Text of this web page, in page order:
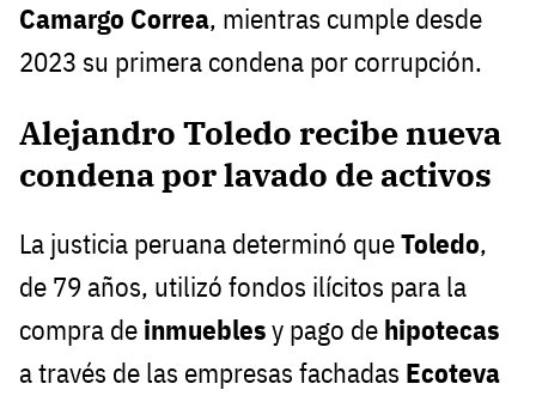
Camargo Correa, mientras cumple desde
2023 su primera condena por corrupción.
Alejandro Toledo recibe nueva
condena por lavado de activos
La justicia peruana determinó queToledo,
de 79 años, utilizó fondos ilícitos para la
compra de inmueblesy pago de hipotecas
a través de las empresas fachadas Ecoteva